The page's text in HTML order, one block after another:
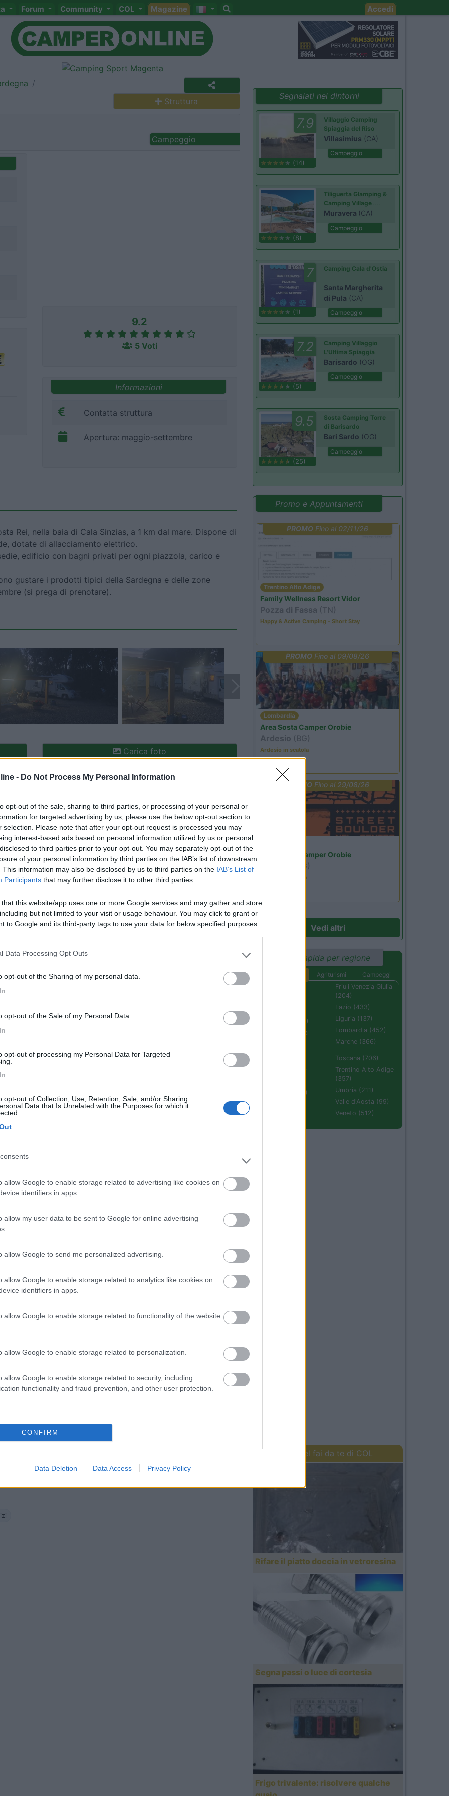
- Do Not Process My Personal Information
opt-out of the sale, sharing to third parties, or processing of your personal or
for targeted advertising by us, please use the below opt-out section to
selection. Please note that after your opt-out request is processed you may
interest-based ads based on personal information utilized by us or personal
to third parties prior to your opt-out. You may separately opt-out of the
of your personal information by third parties on the IAB’s list of downstream
This information may also be disclosed by us to third parties on the IAB’s List of
Participants that may further disclose it to other third parties.
that this website/app uses one or more Google services and may gather and store
but not limited to your visit or usage behaviour. You may click to grant or
to Google and its third-party tags to use your data for below specified purposes
Data Processing Opt Outs
opt-out of the Sharing of my personal data.
opt-out of the Sale of my Personal Data.
opt-out of processing my Personal Data for Targeted
opt-out of Collection, Use, Retention, Sale, and/or Sharing
Data that Is Unrelated with the Purposes for which it
allow Google to enable storage related to advertising like cookies on
identifiers in apps.
allow my user data to be sent to Google for online advertising
allow Google to send me personalized advertising.
allow Google to enable storage related to analytics like cookies on
identifiers in apps.
allow Google to enable storage related to functionality of the website
allow Google to enable storage related to personalization.
allow Google to enable storage related to security, including
functionality and fraud prevention, and other user protection.
CONFIRM
Data Deletion Data Access Privacy Policy
Forum Community COL Magazine Accedi
Struttura
Campeggio
9.2
5 Voti
Informazioni
Contatta struttura
Apertura: maggio-settembre
Rei, nella baia di Cala Sinzias, a 1 km dal mare. Dispone di
dotate di allacciamento elettrico.
edificio con bagni privati per ogni piazzola, carico e
gustare i prodotti tipici della Sardegna e delle zone
(si prega di prenotare).
Carica foto
(3) Pulizia (3) Caratteristiche (2)
Prezzo (1)
splendido con tutti i servizi che si possono
tutte con il proprio bagno privato e lavello per stoviglie.
in legno con tavoli e sedie oltre alla colonnina
in piazzola. Molto adeguata anche per camper di grandi
€68/giorno ma adeguato in quanto è tutto molto
gentilissimi. Cala Sinzias a circa 1,5 km, cala Pira a 3
km. Consiglio almeno le bici per muoversi agevolmente.
18/09/2022 18:35
assieme alla piazzola con elettricità, mettono a
privato (pulito e atrrezzato) e pergolato con sedie,
ogni piazzola. Ottima sistemazione quindi. Piazzole su
avere un materasso gonfiabile. Fortemente consigliata la
che propone ottimi piatti locali. Spiaggia di Cala
e bella. Per chi ha lo scooter è un ottima base per
(15 km).
23/08/2020 21:36
è ricavato all'interno dell'azienda agricola. Tra gli uliveti le
organizzate con colonnina elettrica, bagni privati e
di apprezzamento, la veranda privata con tavolini e sedie.
5 minuti di bicicletta.
20/07/2019 8:38
gentile e disponibile. Bagno privato per ogni piazzola.
29/03/2019 15:00
Segnalati nei dintorni
7.9
(14)
Villaggio Camping
Spiaggia del Riso
Villasimius (CA)
Campeggio
(8)
Tiliguerta Glamping &
Camping Village
Muravera (CA)
Campeggio
7
(1)
Camping Cala d'Ostia
Santa Margherita
di Pula (CA)
Campeggio
7.2
(5)
Camping Villaggio
L'Ultima Spiaggia
Barisardo (OG)
Campeggio
9.5
(25)
Sosta Camping Torre
di Barisardo
Bari Sardo (OG)
Campeggio
Promo e Appuntamenti
PROMO Fino al 02/11/26
Trentino Alto Adige
Family Wellness Resort Vidor
Pozza di Fassa (TN)
Happy & Active Camping - Short Stay
PROMO Fino al 09/08/26
Lombardia
Area Sosta Camper Orobie
Ardesio (BG)
Ardesio in scatola
PROMO Fino al 29/08/26
Area Sosta Camper Orobie
(BG)
Ardesio si blocca
Vedi altri
Ricerca rapida per regione
Agriturismi
Campeggi
Campania (236)
Emilia Romagna
Friuli Venezia Giulia
(204)
Lazio (433)
Liguria (137)
Lombardia (452)
Marche (366)
Sardegna (336)
Toscana (706)
Trentino Alto Adige
(357)
Umbria (211)
Valle d'Aosta (99)
Veneto (512)
I lavori del fai da te di COL
Rifare il piatto doccia in vetroresina
Segna passi o luce di cortesia
Frigo trivalente: risolvere qualche